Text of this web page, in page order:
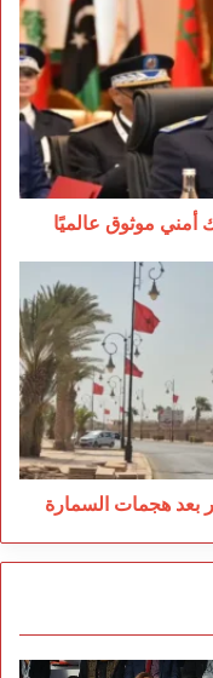
موثوق عالميًا
بعد هجمات السمارة